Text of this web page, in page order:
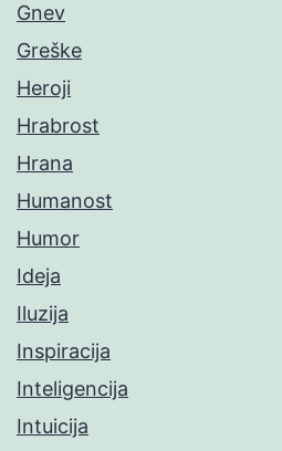
Gnev
Greške
Heroji
Hrabrost
Hrana
Humanost
Humor
Ideja
Iluzija
Inspiracija
Inteligencija
Intuicija